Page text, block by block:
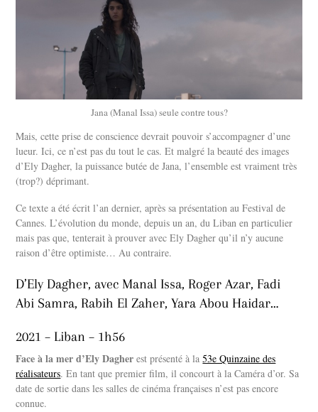
Jana (Manal Issa) seule contre tous?
Mais, cette prise de conscience devrait pouvoir s’accompagner d’une
lueur. Ici, ce n’est pas du tout le cas. Et malgré la beauté des images
d’Ely Dagher, la puissance butée de Jana, l’ensemble est vraiment très
(trop?) déprimant.
Ce texte a été écrit l’an dernier, après sa présentation au Festival de
Cannes. L’évolution du monde, depuis un an, du Liban en particulier
mais pas que, tenterait à prouver avec Ely Dagher qu’il n’y aucune
raison d’être optimiste… Au contraire.
D’Ely Dagher, avec Manal Issa, Roger Azar, Fadi
Abi Samra, Rabih El Zaher, Yara Abou Haidar…
2021 – Liban – 1h56
Face à la mer d’Ely Dagher est présenté à la53e Quinzaine des
réalisateurs. En tant que premier film, il concourt à la Caméra d’or. Sa
date de sortie dans les salles de cinéma françaises n’est pas encore
connue.